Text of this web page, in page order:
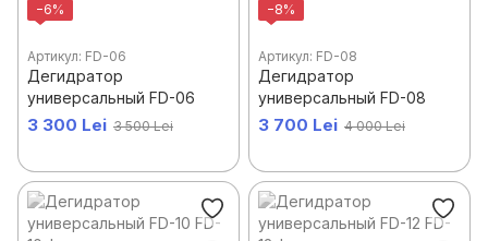
−6%
Артикул: FD-06
Дегидратор
универсальный FD-06
3 300 Lei 3 500 Lei
−8%
Артикул: FD-08
Дегидратор
универсальный FD-08
3 700 Lei 4 000 Lei